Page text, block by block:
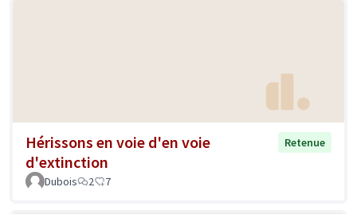
Hérissons en voie d'en voie
d'extinction
Retenue
Dubois 2 7